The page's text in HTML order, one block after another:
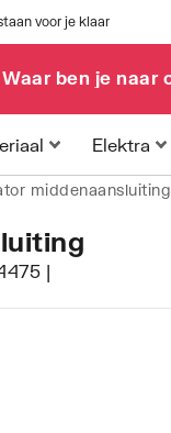
voor je klaar
Elektra
middenaansluiting
|